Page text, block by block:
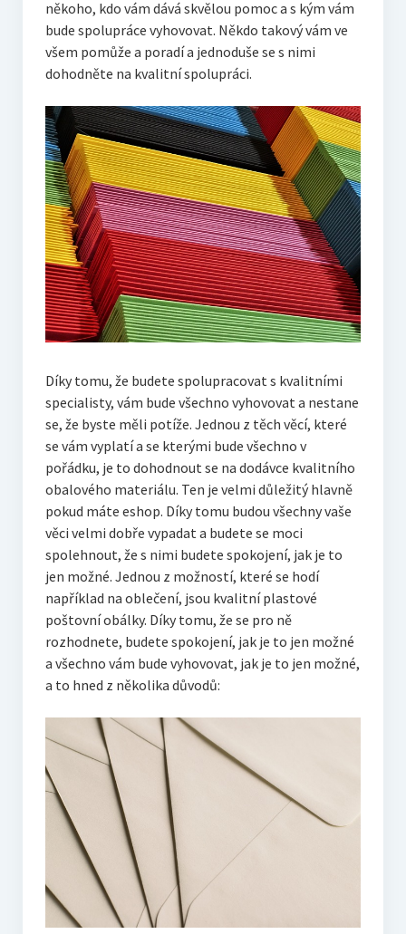
někoho, kdo vám dává skvělou pomoc a s kým vám
bude spolupráce vyhovovat. Někdo takový vám ve
všem pomůže a poradí a jednoduše se s nimi
dohodněte na kvalitní spolupráci.
Díky tomu, že budete spolupracovat s kvalitními
specialisty, vám bude všechno vyhovovat a nestane
se, že byste měli potíže. Jednou z těch věcí, které
se vám vyplatí a se kterými bude všechno v
pořádku, je to dohodnout se na dodávce kvalitního
obalového materiálu. Ten je velmi důležitý hlavně
pokud máte eshop. Díky tomu budou všechny vaše
věci velmi dobře vypadat a budete se moci
spolehnout, že s nimi budete spokojení, jak je to
jen možné. Jednou z možností, které se hodí
například na oblečení, jsou kvalitníplastové
poštovní obálky. Díky tomu, že se pro ně
rozhodnete, budete spokojení, jak je to jen možné
a všechno vám bude vyhovovat, jak je to jen možné,
a to hned z několika důvodů: